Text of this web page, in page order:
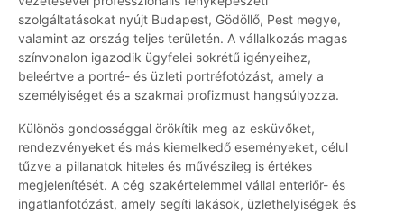
szolgáltatásokat nyújt Budapest, Gödöllő, Pest megye,
valamint az ország teljes területén. A vállalkozás magas
színvonalon igazodik ügyfelei sokrétű igényeihez,
beleértve a portré- és üzleti portréfotózást, amely a
személyiséget és a szakmai profizmust hangsúlyozza.
Különös gondossággal örökítik meg az esküvőket,
rendezvényeket és más kiemelkedő eseményeket, célul
tűzve a pillanatok hiteles és művészileg is értékes
megjelenítését. A cég szakértelemmel vállal enteriőr- és
ingatlanfotózást, amely segíti lakások, üzlethelyiségek és